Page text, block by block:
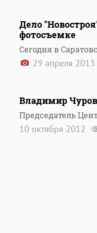
Дело
фотосъемке
Сегодня в
29 апреля 2013
Владимир
Председатель
10 октября 2012